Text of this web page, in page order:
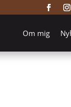
Om mig